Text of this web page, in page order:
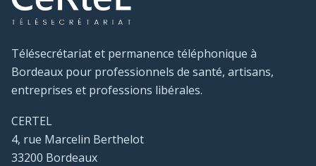
Télésecrétariat et permanence téléphonique à
Bordeaux pour professionnels de santé, artisans,
entreprises et professions libérales.
CERTEL
4, rue Marcelin Berthelot
33200 Bordeaux